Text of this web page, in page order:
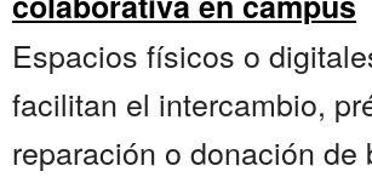
Espacios físicos o
facilitan el intercambio,
reparación o donación de